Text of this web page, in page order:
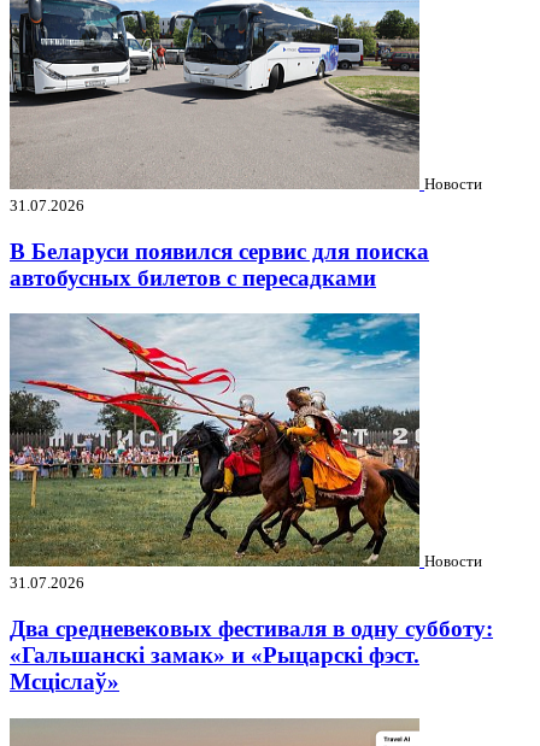
Новости
31.07.2026
В Беларуси появился сервис для поиска
автобусных билетов с пересадками
Новости
31.07.2026
Два средневековых фестиваля в одну субботу:
«Гальшанскі замак» и «Рыцарскі фэст.
Мсціслаў»